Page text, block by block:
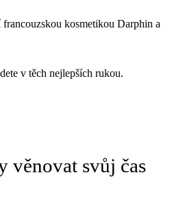
kosmetikou Darphin a
v těch nejlepších rukou.
věnovat svůj čas